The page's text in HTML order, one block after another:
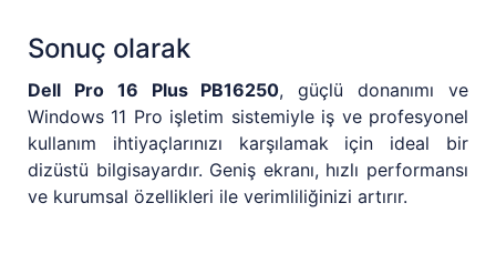
Sonuç olarak
Dell Pro 16 Plus PB16250, güçlü donanımı ve
Windows 11 Pro işletim sistemiyle iş ve profesyonel
kullanım ihtiyaçlarınızı karşılamak için ideal bir
dizüstü bilgisayardır. Geniş ekranı, hızlı performansı
ve kurumsal özellikleri ile verimliliğinizi artırır.